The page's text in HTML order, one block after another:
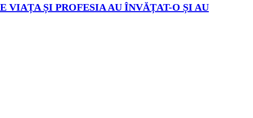
VIAȚA ȘI PROFESIA AU ÎNVĂȚAT-O ȘI AU